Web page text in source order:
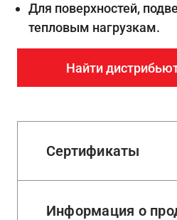
Для поверхностей,
тепловым нагрузкам.
Найти
Сертификаты
Информация о